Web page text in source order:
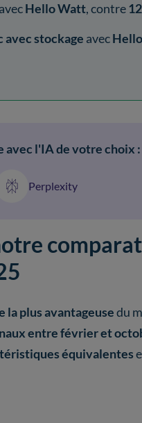
avecHello Watt, contre
avec stockage avec
avec l'IA de votre choix :
Perplexity
la plus avantageusedu
entre février et
équivalentes